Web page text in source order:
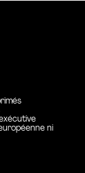
ni